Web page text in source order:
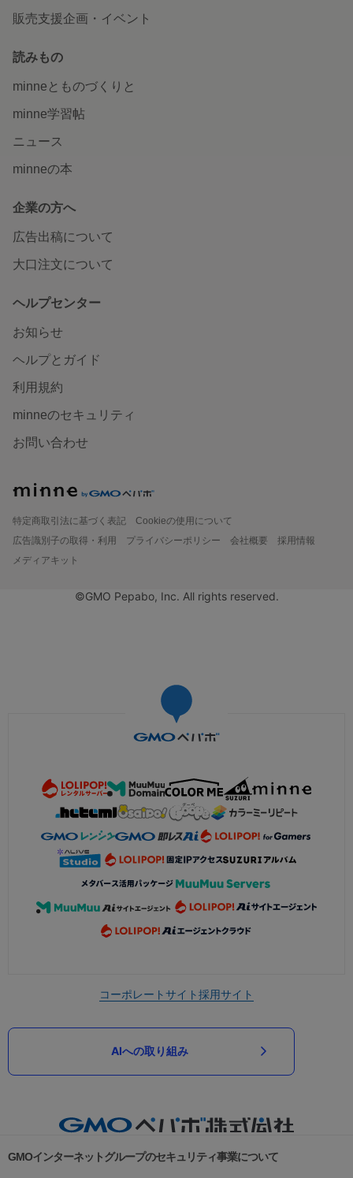
販売支援企画・イベント
読みもの
minneとものづくりと
minne学習帖
ニュース
minneの本
企業の方へ
広告出稿について
大口注文について
ヘルプセンター
お知らせ
ヘルプとガイド
利用規約
minneのセキュリティ
お問い合わせ
特定商取引法に基づく表記
Cookieの使用について
広告識別子の取得・利用
プライバシーポリシー 会社概要
採用情報
メディアキット
©GMO Pepabo, Inc. All rights reserved.
コーポレートサイト採用サイト
AIへの取り組み
GMOインターネットグループのセキュリティ事業について